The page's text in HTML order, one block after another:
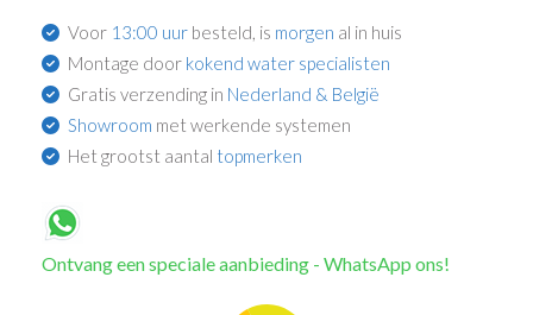
Voor 13:00 uur besteld, is morgen al in huis
Montage door kokend water specialisten
Gratis verzending in Nederland & België
Showroom met werkende systemen
Het grootst aantal topmerken
Ontvang een speciale aanbieding - WhatsApp ons!